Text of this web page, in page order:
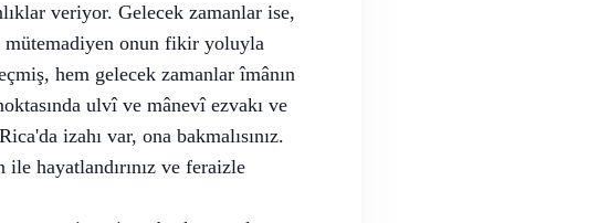
veriyor. Gelecek zamanlar ise,
mütemadiyen onun fikir yoluyla
hem gelecek zamanlar îmânın
ulvî ve mânevî ezvakı ve
izahı var, ona bakmalısınız.
hayatlandırınız ve feraizle